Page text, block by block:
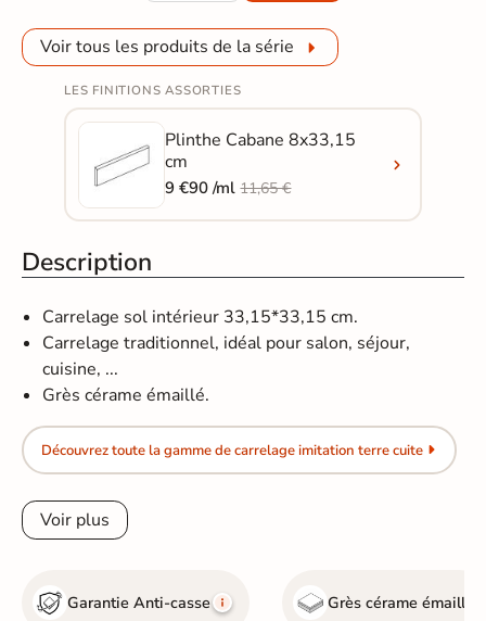
Voir tous les produits de la série
LES FINITIONS ASSORTIES
Plinthe Cabane 8x33,15
cm
9 €90 /ml11,65 €
Description
Carrelage sol intérieur 33,15*33,15 cm.
Carrelage traditionnel, idéal pour salon, séjour,
cuisine, ...
Grès cérame émaillé.
Découvrez toute la gamme de carrelage imitation terre cuite
Voir plus
Garantie Anti-casse Grès cérame émaillé